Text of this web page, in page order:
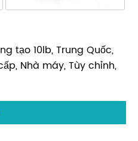
tạo 10lb, Trung Quốc,
Nhà máy, Tùy chỉnh,